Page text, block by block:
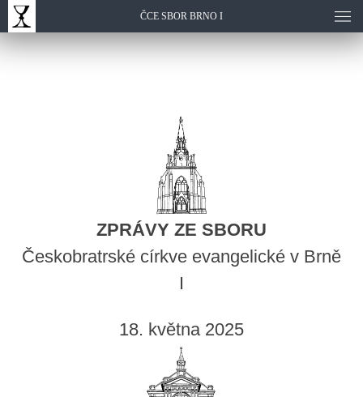
ČCE SBOR BRNO I
ZPRÁVY ZE SBORU
Českobratrské církve evangelické v Brně
I
18. května 2025